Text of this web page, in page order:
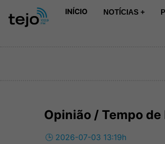
INÍCIO NOTÍCIAS +
Opinião / Tempo
🕒 2026-07-03 13:19h